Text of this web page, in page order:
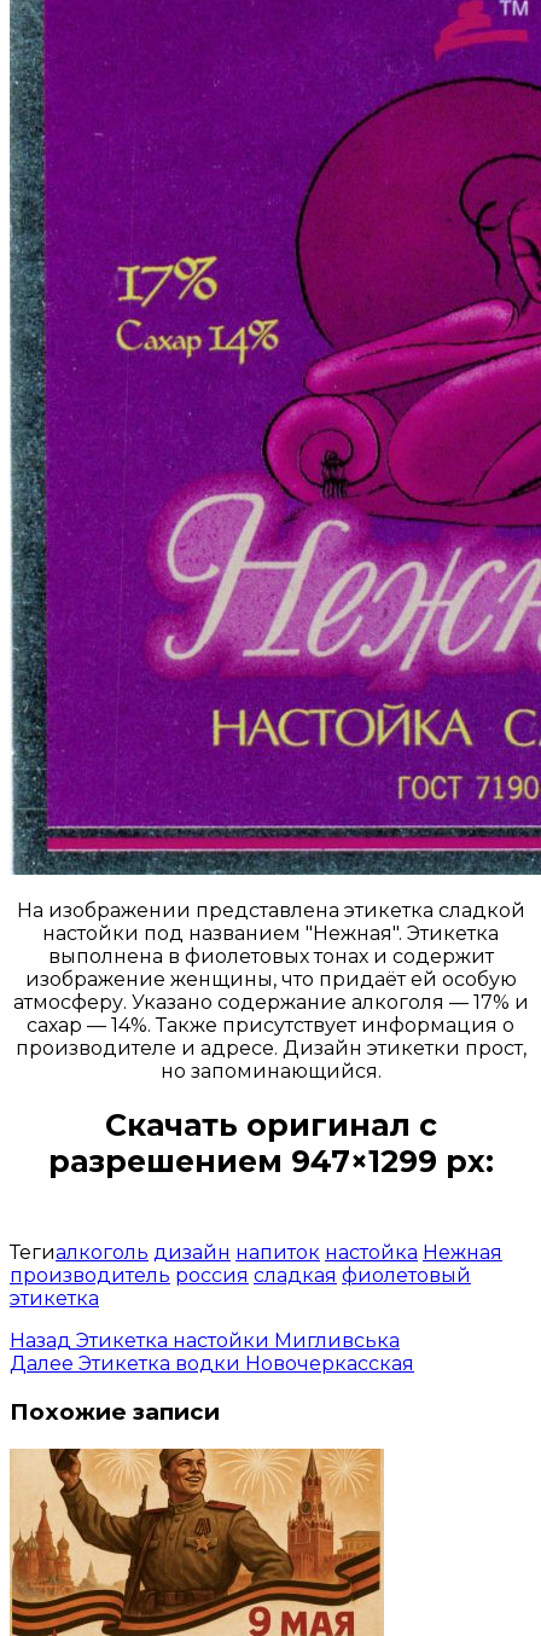
На изображении представлена этикетка сладкой
настойки под названием "Нежная". Этикетка
выполнена в фиолетовых тонах и содержит
изображение женщины, что придаёт ей особую
атмосферу. Указано содержание алкоголя — 17% и
сахар — 14%. Также присутствует информация о
производителе и адресе. Дизайн этикетки прост,
но запоминающийся.
Скачать оригинал с
разрешением 947×1299 px:
Тегиалкоголь дизайн напиток настойка Нежная
производитель россия сладкая фиолетовый
этикетка
Назад Этикетка настойки Мигливська
Далее Этикетка водки Новочеркасская
Похожие записи